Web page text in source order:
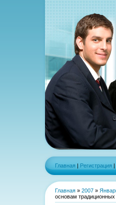
Главная | Регистрация |
Главная » 2007 »
основам